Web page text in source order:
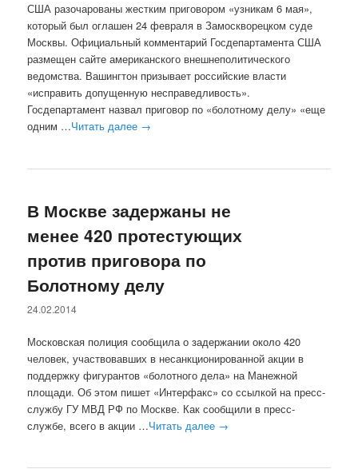
США разочарованы жестким приговором «узникам 6 мая»,
который был оглашен 24 февраля в Замоскворецком суде
Москвы. Официальный комментарий Госдепартамента США
размещен сайте американского внешнеполитического
ведомства. Вашингтон призывает российские власти
«исправить допущенную несправедливость».
Госдепартамент назвал приговор по «болотному делу» «еще
одним …Читать далее →
В Москве задержаны не
менее 420 протестующих
против приговора по
Болотному делу
24.02.2014
Московская полиция сообщила о задержании около 420
человек, участвовавших в несанкционированной акции в
поддержку фигурантов «болотного дела» на Манежной
площади. Об этом пишет «Интерфакс» со ссылкой на пресс-
службу ГУ МВД РФ по Москве. Как сообщили в пресс-
службе, всего в акции …Читать далее →